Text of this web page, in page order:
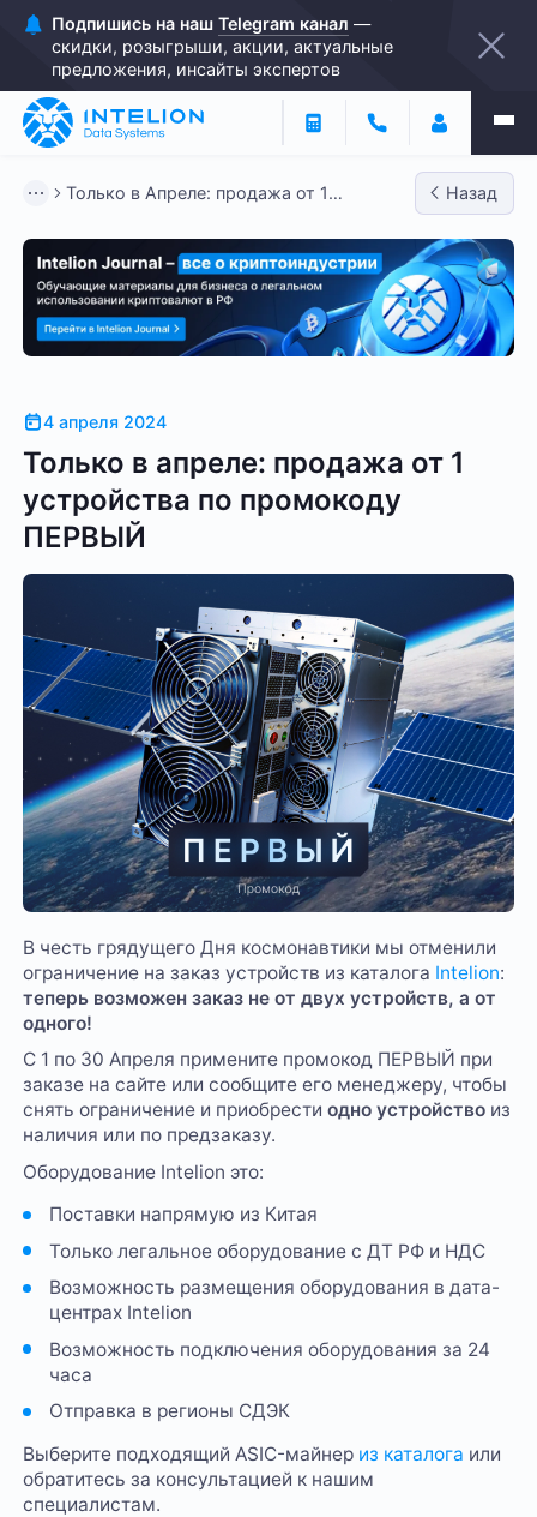
Подпишись на наш Telegram канал —
скидки, розыгрыши, акции, актуальные
предложения, инсайты экспертов
Только в Апреле: продажа от 1
Назад
4 апреля 2024
Только в апреле: продажа от 1
устройства по промокоду
ПЕРВЫЙ
В честь грядущего Дня космонавтики мы отменили
ограничение на заказ устройств из каталога Intelion:
теперь возможен заказ не от двух устройств, а от
одного!
С 1 по 30 Апреля примените промокод ПЕРВЫЙ при
заказе на сайте или сообщите его менеджеру, чтобы
снять ограничение и приобрестиодно устройство из
наличия или по предзаказу.
Оборудование Intelion это:
Поставки напрямую из Китая
Только легальное оборудование с ДТ РФ и НДС
Возможность размещения оборудования в дата-
центрах Intelion
Возможность подключения оборудования за 24
часа
Отправка в регионы СДЭК
Выберите подходящий ASIC-майнер из каталога или
обратитесь за консультацией к нашим
специалистам.